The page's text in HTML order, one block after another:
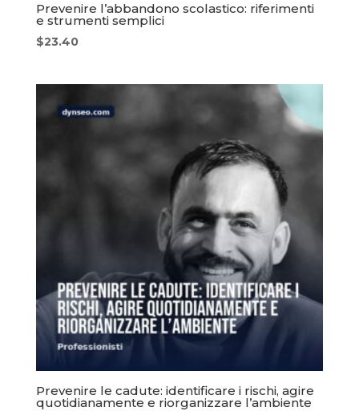
Prevenire l’abbandono scolastico: riferimenti
e strumenti semplici
$23.40
Prevenire le cadute: identificare i rischi, agire
quotidianamente e riorganizzare l’ambiente